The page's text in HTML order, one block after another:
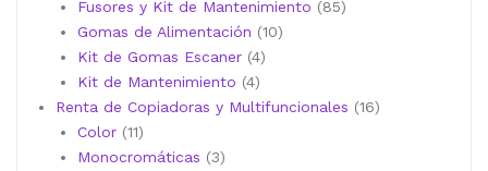
productos
Fusores y Kit de Mantenimiento 8585
Gomas de Alimentación 1010
Kit de Gomas Escaner 44
Kit de Mantenimiento 44
productos
Renta de Copiadoras y Multifuncionales 1616
Color 1111
productos
Monocromáticas 33